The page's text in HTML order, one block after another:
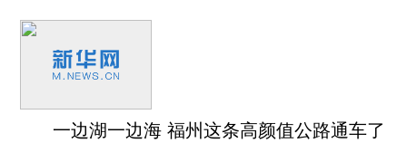
一边湖一边海 福州这条高颜值公路通车了